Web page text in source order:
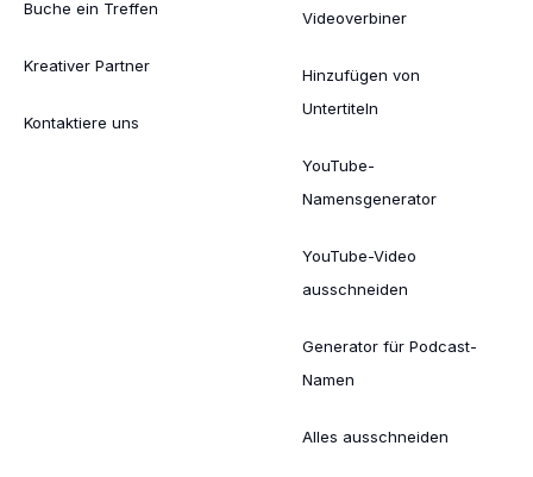
Buche ein Treffen
Kreativer Partner
Kontaktiere uns
Videoverbiner
Hinzufügen von
Untertiteln
YouTube-
Namensgenerator
YouTube-Video
ausschneiden
Generator für Podcast-
Namen
Alles ausschneiden